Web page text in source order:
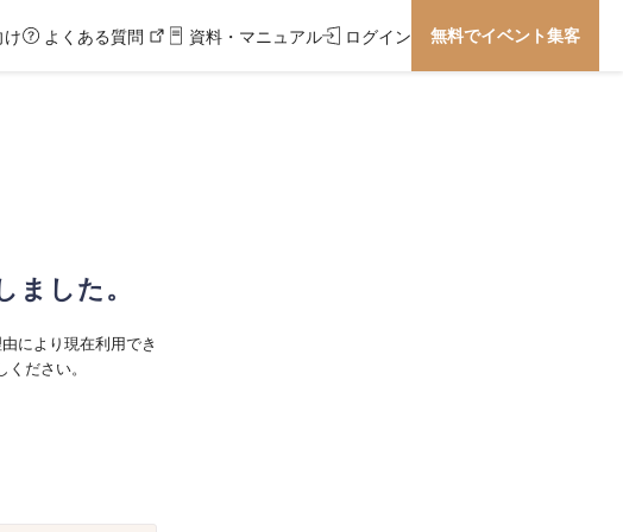
け よくある質問 資料・マニュアル ログイン 無料でイベント集客
した。
により現在利用でき
ださい。